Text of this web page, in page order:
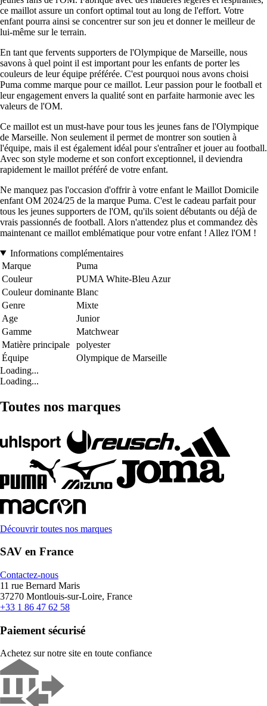
ce maillot assure un confort optimal tout au long de l'effort. Votre
enfant pourra ainsi se concentrer sur son jeu et donner le meilleur de
lui-même sur le terrain.
En tant que fervents supporters de l'Olympique de Marseille, nous
savons à quel point il est important pour les enfants de porter les
couleurs de leur équipe préférée. C'est pourquoi nous avons choisi
Puma comme marque pour ce maillot. Leur passion pour le football et
leur engagement envers la qualité sont en parfaite harmonie avec les
valeurs de l'OM.
Ce maillot est un must-have pour tous les jeunes fans de l'Olympique
de Marseille. Non seulement il permet de montrer son soutien à
l'équipe, mais il est également idéal pour s'entraîner et jouer au football.
Avec son style moderne et son confort exceptionnel, il deviendra
rapidement le maillot préféré de votre enfant.
Ne manquez pas l'occasion d'offrir à votre enfant le Maillot Domicile
enfant OM 2024/25 de la marque Puma. C'est le cadeau parfait pour
tous les jeunes supporters de l'OM, qu'ils soient débutants ou déjà de
vrais passionnés de football. Alors n'attendez plus et commandez dès
maintenant ce maillot emblématique pour votre enfant ! Allez l'OM !
Informations complémentaires
Marque
Puma
Couleur
PUMA White-Bleu Azur
Couleur dominante Blanc
Genre
Mixte
Age
Junior
Gamme
Matchwear
Matière principale
polyester
Équipe
Olympique de Marseille
Loading...
Loading...
Toutes nos marques
Découvrir toutes nos marques
SAV en France
Contactez-nous
11 rue Bernard Maris
37270 Montlouis-sur-Loire, France
+33 1 86 47 62 58
Paiement sécurisé
Achetez sur notre site en toute confiance